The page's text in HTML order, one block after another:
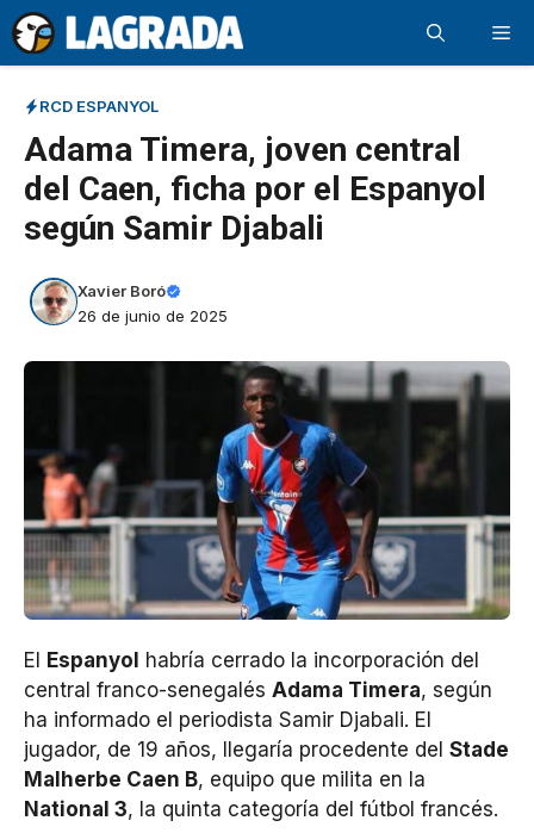
Saltar
al
contenido
RCD ESPANYOL
Adama Timera, joven central
del Caen, ficha por el Espanyol
según Samir Djabali
Xavier Boró
26 de junio de 2025
El Espanyol habría cerrado la incorporación del
central franco-senegalés Adama Timera, según
ha informado el periodista Samir Djabali. El
jugador, de 19 años, llegaría procedente del Stade
Malherbe Caen B, equipo que milita en la
National 3, la quinta categoría del fútbol francés.